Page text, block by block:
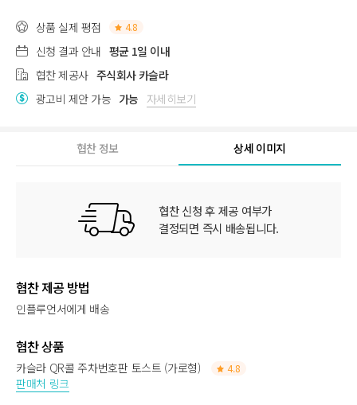
상품 실제 평점 4.8
신청 결과 안내 평균 1일 이내
협찬 제공사 주식회사 카슬라
광고비 제안 가능 가능 자세히보기
협찬 정보 상세 이미지
협찬 신청 후 제공 여부가
결정되면 즉시 배송됩니다.
협찬 제공 방법
인플루언서에게 배송
협찬 상품
카슬라 QR콜 주차번호판 토스트 (가로형) 4.8
판매처 링크